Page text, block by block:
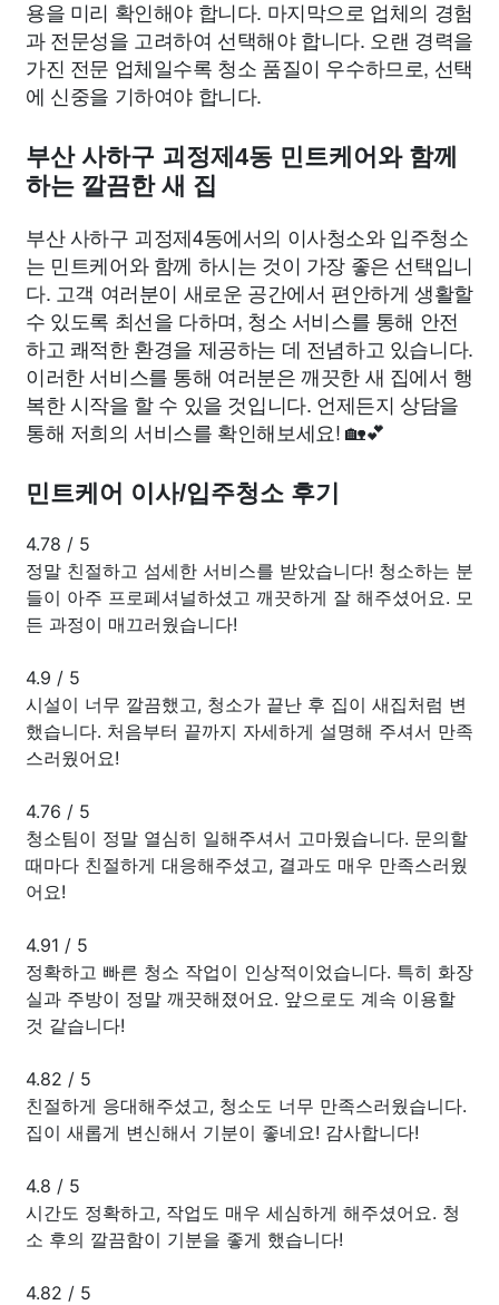
용을 미리 확인해야 합니다. 마지막으로 업체의 경험
과 전문성을 고려하여 선택해야 합니다. 오랜 경력을
가진 전문 업체일수록 청소 품질이 우수하므로, 선택
에 신중을 기하여야 합니다.
부산 사하구 괴정제4동 민트케어와 함께
하는 깔끔한 새 집
부산 사하구 괴정제4동에서의 이사청소와 입주청소
는 민트케어와 함께 하시는 것이 가장 좋은 선택입니
다. 고객 여러분이 새로운 공간에서 편안하게 생활할
수 있도록 최선을 다하며, 청소 서비스를 통해 안전
하고 쾌적한 환경을 제공하는 데 전념하고 있습니다.
이러한 서비스를 통해 여러분은 깨끗한 새 집에서 행
복한 시작을 할 수 있을 것입니다. 언제든지 상담을
통해 저희의 서비스를 확인해보세요! 🏡💕
민트케어 이사/입주청소 후기
4.78 / 5
정말 친절하고 섬세한 서비스를 받았습니다! 청소하는 분
들이 아주 프로페셔널하셨고 깨끗하게 잘 해주셨어요. 모
든 과정이 매끄러웠습니다!
4.9 / 5
시설이 너무 깔끔했고, 청소가 끝난 후 집이 새집처럼 변
했습니다. 처음부터 끝까지 자세하게 설명해 주셔서 만족
스러웠어요!
4.76 / 5
청소팀이 정말 열심히 일해주셔서 고마웠습니다. 문의할
때마다 친절하게 대응해주셨고, 결과도 매우 만족스러웠
어요!
4.91 / 5
정확하고 빠른 청소 작업이 인상적이었습니다. 특히 화장
실과 주방이 정말 깨끗해졌어요. 앞으로도 계속 이용할
것 같습니다!
4.82 / 5
친절하게 응대해주셨고, 청소도 너무 만족스러웠습니다.
집이 새롭게 변신해서 기분이 좋네요! 감사합니다!
4.8 / 5
시간도 정확하고, 작업도 매우 세심하게 해주셨어요. 청
소 후의 깔끔함이 기분을 좋게 했습니다!
4.82 / 5